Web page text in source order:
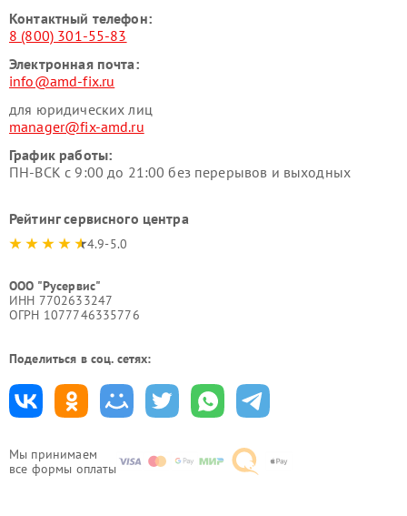
Мы принимаем
все формы оплаты
Контактный телефон:
8 (800) 301-55-83
Электронная почта:
info@amd-fix.ru
для юридических лиц
manager@fix-amd.ru
График работы:
ПН-ВСК с 9:00 до 21:00 без перерывов и выходных
Рейтинг сервисного центра
4.9-5.0
ООО "Русервис"
ИНН 7702633247
ОГРН 1077746335776
Поделиться в соц. сетях: